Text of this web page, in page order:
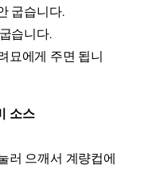
굽습니다.
습니다.
묘에게 주면 됩니
소스
러 으깨서 계량컵에